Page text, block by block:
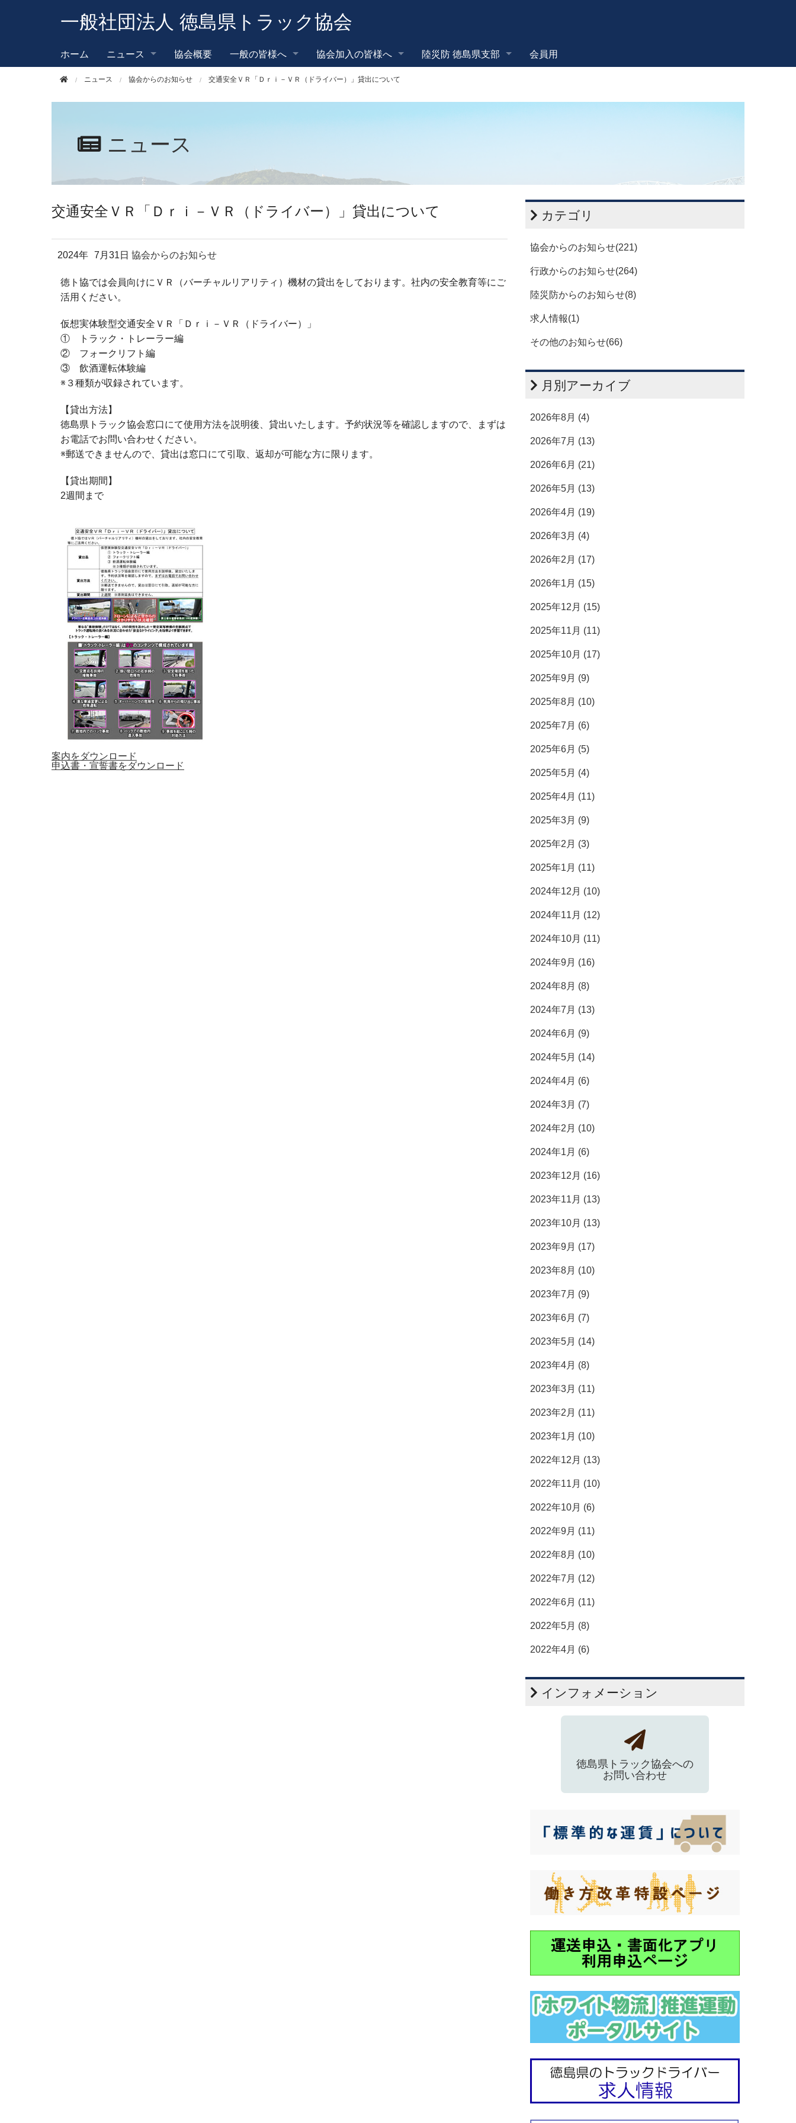
一般社団法人 徳島県トラック協会
ホーム ニュース 協会概要 一般の皆様へ 協会加入の皆様へ 陸災防 徳島県支部 会員用
ニュース 協会からのお知らせ 交通安全ＶＲ「Ｄｒｉ－ＶＲ（ドライバー）」貸出について
ニュース
交通安全ＶＲ「Ｄｒｉ－ＶＲ（ドライバー）」貸出について
2024年 7月31日 協会からのお知らせ
徳ト協では会員向けにＶＲ（バーチャルリアリティ）機材の貸出をしております。社内の安全教育等にご
活用ください。
仮想実体験型交通安全ＶＲ「Ｄｒｉ－ＶＲ（ドライバー）」
① トラック・トレーラー編
② フォークリフト編
③ 飲酒運転体験編
※３種類が収録されています。
【貸出方法】
徳島県トラック協会窓口にて使用方法を説明後、貸出いたします。予約状況等を確認しますので、まずは
お電話でお問い合わせください。
※郵送できませんので、貸出は窓口にて引取、返却が可能な方に限ります。
【貸出期間】
2週間まで
案内をダウンロード
申込書・宣誓書をダウンロード
カテゴリ
協会からのお知らせ(221)
行政からのお知らせ(264)
陸災防からのお知らせ(8)
求人情報(1)
その他のお知らせ(66)
月別アーカイブ
2026年8月 (4)
2026年7月 (13)
2026年6月 (21)
2026年5月 (13)
2026年4月 (19)
2026年3月 (4)
2026年2月 (17)
2026年1月 (15)
2025年12月 (15)
2025年11月 (11)
2025年10月 (17)
2025年9月 (9)
2025年8月 (10)
2025年7月 (6)
2025年6月 (5)
2025年5月 (4)
2025年4月 (11)
2025年3月 (9)
2025年2月 (3)
2025年1月 (11)
2024年12月 (10)
2024年11月 (12)
2024年10月 (11)
2024年9月 (16)
2024年8月 (8)
2024年7月 (13)
2024年6月 (9)
2024年5月 (14)
2024年4月 (6)
2024年3月 (7)
2024年2月 (10)
2024年1月 (6)
2023年12月 (16)
2023年11月 (13)
2023年10月 (13)
2023年9月 (17)
2023年8月 (10)
2023年7月 (9)
2023年6月 (7)
2023年5月 (14)
2023年4月 (8)
2023年3月 (11)
2023年2月 (11)
2023年1月 (10)
2022年12月 (13)
2022年11月 (10)
2022年10月 (6)
2022年9月 (11)
2022年8月 (10)
2022年7月 (12)
2022年6月 (11)
2022年5月 (8)
2022年4月 (6)
インフォメーション
徳島県トラック協会への
お問い合わせ